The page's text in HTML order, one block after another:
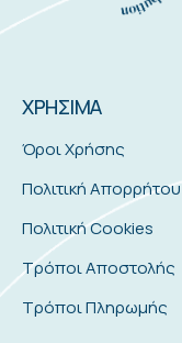
ΧΡΗΣΙΜΑ
Όροι Χρήσης
Πολιτική Απορρήτου
Πολιτική Cookies
Τρόποι Αποστολής
Τρόποι Πληρωμής